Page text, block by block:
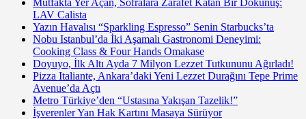
LAV Calista
Yazın Havalısı “Sparkling Espresso” Senin Starbucks’ta
Nobu Istanbul’da İki Aşamalı Gastronomi Deneyimi:
Cooking Class & Four Hands Omakase
Doyuyo, İlk Altı Ayda 7 Milyon Lezzet Tutkununu Ağırladı!
Pizza Italiante, Ankara’daki Yeni Lezzet Durağını Tepe Prime
Avenue’da Açtı
Metro Türkiye’den “Ustasına Yakışan Tazelik!”
İşverenler Yan Hak Kartını Masaya Sürüyor